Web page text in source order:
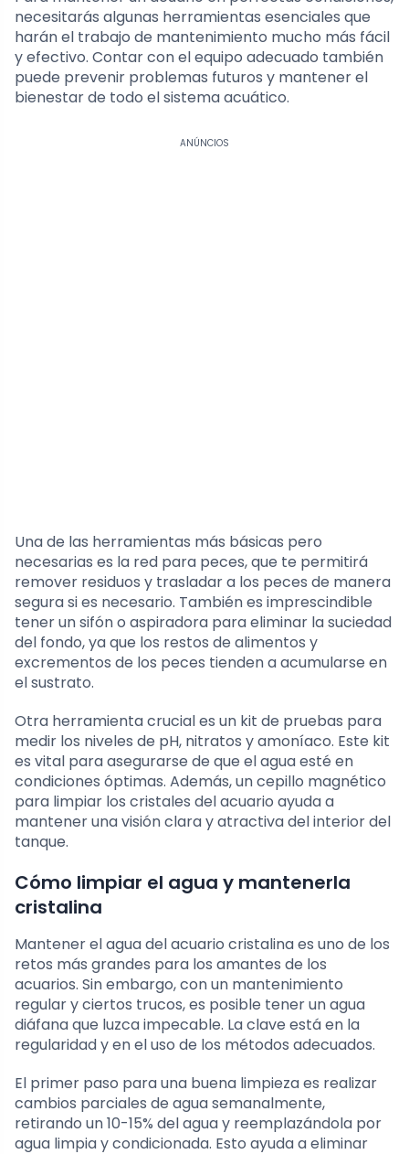
necesitarás algunas herramientas esenciales que
harán el trabajo de mantenimiento mucho más fácil
y efectivo. Contar con el equipo adecuado también
puede prevenir problemas futuros y mantener el
bienestar de todo el sistema acuático.
ANÚNCIOS
Una de las herramientas más básicas pero
necesarias es la red para peces, que te permitirá
remover residuos y trasladar a los peces de manera
segura si es necesario. También es imprescindible
tener un sifón o aspiradora para eliminar la suciedad
del fondo, ya que los restos de alimentos y
excrementos de los peces tienden a acumularse en
el sustrato.
Otra herramienta crucial es un kit de pruebas para
medir los niveles de pH, nitratos y amoníaco. Este kit
es vital para asegurarse de que el agua esté en
condiciones óptimas. Además, un cepillo magnético
para limpiar los cristales del acuario ayuda a
mantener una visión clara y atractiva del interior del
tanque.
Cómo limpiar el agua y mantenerla
cristalina
Mantener el agua del acuario cristalina es uno de los
retos más grandes para los amantes de los
acuarios. Sin embargo, con un mantenimiento
regular y ciertos trucos, es posible tener un agua
diáfana que luzca impecable. La clave está en la
regularidad y en el uso de los métodos adecuados.
El primer paso para una buena limpieza es realizar
cambios parciales de agua semanalmente,
retirando un 10-15% del agua y reemplazándola por
agua limpia y condicionada. Esto ayuda a eliminar